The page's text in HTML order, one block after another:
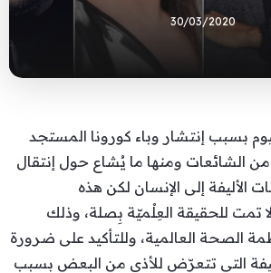
30/03/2020
بسبب إنتشار وباء كورونا المستجد
من الشائعات ومنها ما يُشاع حول إنتقال
الأليفة إلى الإنسان لكن هذه
تمت للحقيقة العِلْميّة بِصلة، وذلك
الصحة العالمية، وللتأكيد على ضرورة
التي تتعرّض للأذى من البعض بسبب